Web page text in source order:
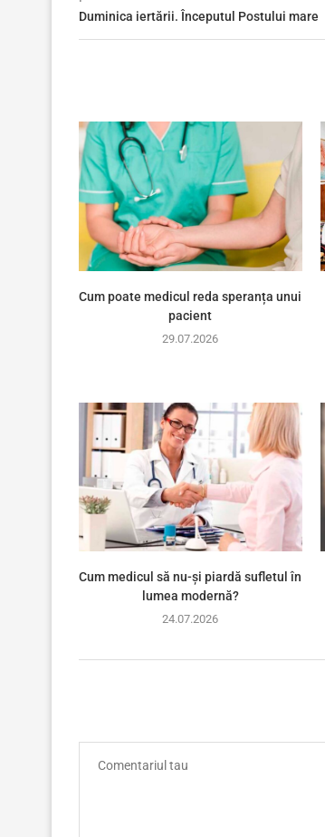
Duminica iertării. Începutul Postului mare
Cum poate medicul reda speranța unui
pacient
29.07.2026
Cum medicul să nu-și piardă sufletul în
lumea modernă?
24.07.2026